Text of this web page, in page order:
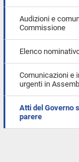
Audizioni e
Commissione
Elenco
Comunicazioni e
urgenti in
Atti del Governo
parere